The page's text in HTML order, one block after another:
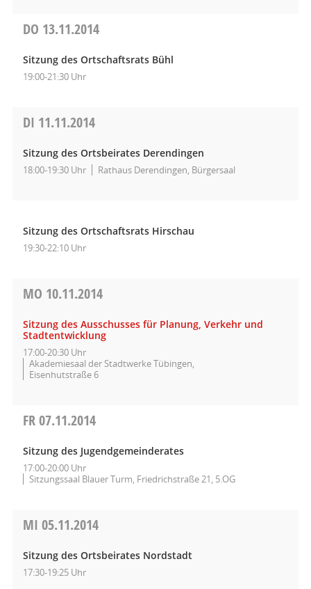
DO 13.11.2014
Sitzung des Ortschaftsrats Bühl
19:00-21:30 Uhr
DI 11.11.2014
Sitzung des Ortsbeirates Derendingen
18:00-19:30 Uhr Rathaus Derendingen, Bürgersaal
Sitzung des Ortschaftsrats Hirschau
19:30-22:10 Uhr
MO 10.11.2014
Sitzung des Ausschusses für Planung, Verkehr und
Stadtentwicklung
17:00-20:30 Uhr
Akademiesaal der Stadtwerke Tübingen,
Eisenhutstraße 6
FR07.11.2014
Sitzung des Jugendgemeinderates
17:00-20:00 Uhr
Sitzungssaal Blauer Turm, Friedrichstraße 21, 5.OG
MI 05.11.2014
Sitzung des Ortsbeirates Nordstadt
17:30-19:25 Uhr